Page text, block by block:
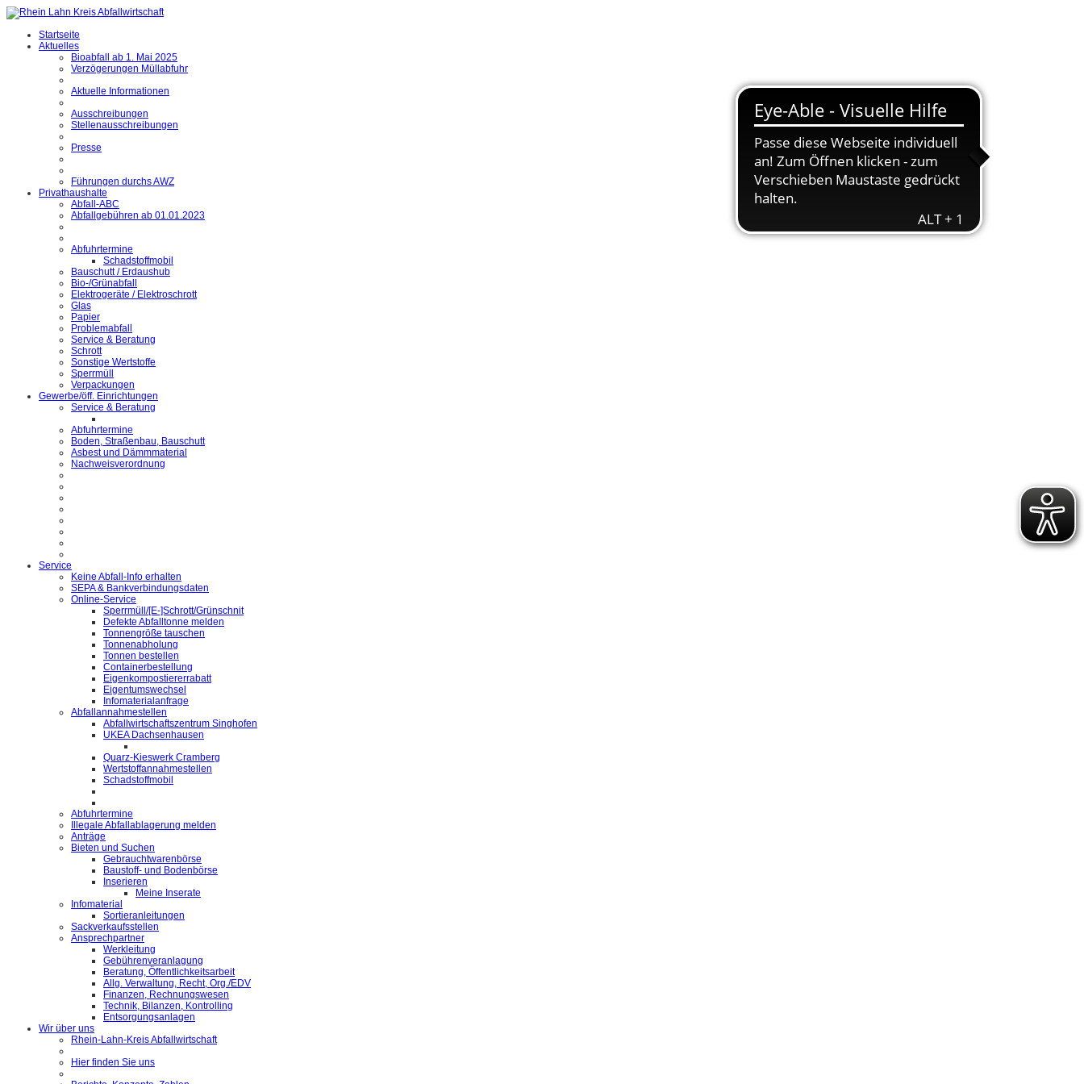
Startseite
Aktuelles
Bioabfall ab 1. Mai 2025
Verzögerungen Müllabfuhr
Aktuelle Informationen
Ausschreibungen
Stellenausschreibungen
Presse
Führungen durchs AWZ
Privathaushalte
Abfall-ABC
Abfallgebühren ab 01.01.2023
Abfuhrtermine
Schadstoffmobil
Bauschutt / Erdaushub
Bio-/Grünabfall
Elektrogeräte / Elektroschrott
Glas
Papier
Problemabfall
Service & Beratung
Schrott
Sonstige Wertstoffe
Sperrmüll
Verpackungen
Gewerbe/öff. Einrichtungen
Service & Beratung
Abfuhrtermine
Boden, Straßenbau, Bauschutt
Asbest und Dämmmaterial
Nachweisverordnung
Service
Keine Abfall-Info erhalten
SEPA & Bankverbindungsdaten
Online-Service
Sperrmüll/[E-]Schrott/Grünschnit
Defekte Abfalltonne melden
Tonnengröße tauschen
Tonnenabholung
Tonnen bestellen
Containerbestellung
Eigenkompostiererrabatt
Eigentumswechsel
Infomaterialanfrage
Abfallannahmestellen
Abfallwirtschaftszentrum Singhofen
UKEA Dachsenhausen
Quarz-Kieswerk Cramberg
Wertstoffannahmestellen
Schadstoffmobil
Abfuhrtermine
Illegale Abfallablagerung melden
Anträge
Bieten und Suchen
Gebrauchtwarenbörse
Baustoff- und Bodenbörse
Inserieren
Meine Inserate
Infomaterial
Sortieranleitungen
Sackverkaufsstellen
Ansprechpartner
Werkleitung
Gebührenveranlagung
Beratung, Öffentlichkeitsarbeit
Allg. Verwaltung, Recht, Org./EDV
Finanzen, Rechnungswesen
Technik, Bilanzen, Kontrolling
Entsorgungsanlagen
Wir über uns
Rhein-Lahn-Kreis Abfallwirtschaft
Hier finden Sie uns